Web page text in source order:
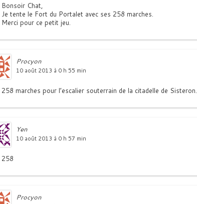
Bonsoir Chat,
Je tente le Fort du Portalet avec ses 258 marches.
Merci pour ce petit jeu.
Procyon
10 août 2013 à 0 h 55 min
258 marches pour l’escalier souterrain de la citadelle de Sisteron.
Yen
10 août 2013 à 0 h 57 min
258
Procyon